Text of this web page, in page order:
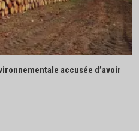
accusée d’avoir